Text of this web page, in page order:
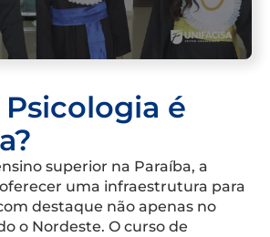
é
superior na Paraíba, a
uma infraestrutura para
destaque não apenas no
o Nordeste. O curso de